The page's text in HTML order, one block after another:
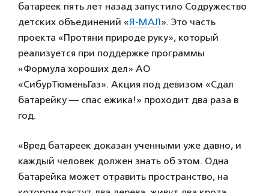
батареек пять лет назад запустило Содружество
детских объединений «Я-МАЛ». Это часть
проекта «Протяни природе руку», который
реализуется при поддержке программы
«Формула хороших дел» АО
«СибурТюменьГаз». Акция под девизом «Сдал
батарейку — спас ежика!» проходит два раза в
год.
«Вред батареек доказан ученными уже давно, и
каждый человек должен знать об этом. Одна
батарейка может отравить пространство, на